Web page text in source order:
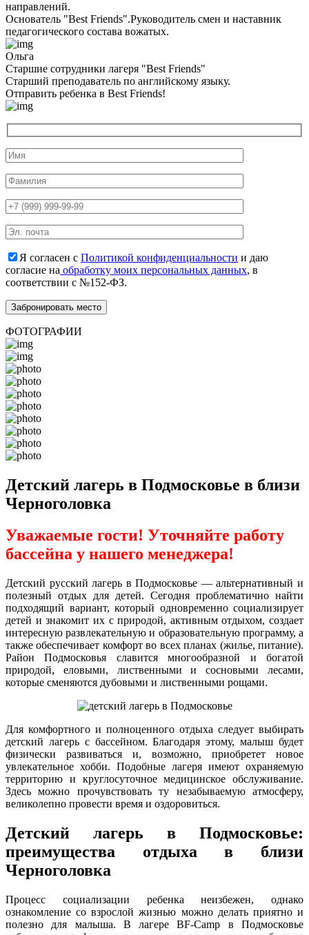
направлений.
Основатель "Best Friends".Руководитель смен и наставник
педагогического состава вожатых.
Ольга
Старшие сотрудники лагеря "Best Friends"
Cтарший преподаватель по английскому языку.
Отправить ребенка в Best Friends!
Я согласен с Политикой конфиденциальности и даю
согласие на обработку моих персональных данных, в
соответствии с №152-ФЗ.
ФОТОГРАФИИ
Детский лагерь в Подмосковье в близи
Черноголовка
Уважаемые гости! Уточняйте работу
бассейна у нашего менеджера!
Детский русский лагерь в Подмосковье — альтернативный и
полезный отдых для детей. Сегодня проблематично найти
подходящий вариант, который одновременно социализирует
детей и знакомит их с природой, активным отдыхом, создает
интересную развлекательную и образовательную программу, а
также обеспечивает комфорт во всех планах (жилье, питание).
Район Подмосковья славится многообразной и богатой
природой, еловыми, лиственными и сосновыми лесами,
которые сменяются дубовыми и лиственными рощами.
Для комфортного и полноценного отдыха следует выбирать
детский лагерь с бассейном. Благодаря этому, малыш будет
физически развиваться и, возможно, приобретет новое
увлекательное хобби. Подобные лагеря имеют охраняемую
территорию и круглосуточное медицинское обслуживание.
Здесь можно прочувствовать ту незабываемую атмосферу,
великолепно провести время и оздоровиться.
Детский лагерь в Подмосковье:
преимущества отдыха в близи
Черноголовка
Процесс социализации ребенка неизбежен, однако
ознакомление со взрослой жизнью можно делать приятно и
полезно для малыша. В лагере BF-Camp в Подмосковье